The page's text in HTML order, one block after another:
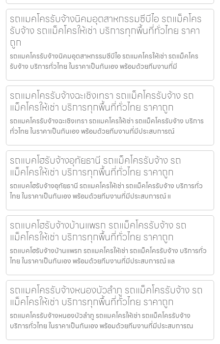
รถแมคโครรับจ้างนิคมอุตสาหกรรมซีบีไอ รถแม็คโคร
รับจ้าง รถแม็คโครให้เช่า บริการทุกพื้นที่ทั่วไทย ราคา
ถูก
รถแมคโครรับจ้างนิคมอุตสาหกรรมซีบีไอ รถแมคโครให้เช่า รถแม็คโคร
รับจ้าง บริการทั่วไทย ในราคาเป็นกันเอง พร้อมด้วยทีมงานที่มี
รถแมคโครรับจ้างฉะเชิงเทรา รถแม็คโครรับจ้าง รถ
แม็คโครให้เช่า บริการทุกพื้นที่ทั่วไทย ราคาถูก
รถแมคโครรับจ้างฉะเชิงเทรา รถแมคโครให้เช่า รถแม็คโครรับจ้าง บริการ
ทั่วไทย ในราคาเป็นกันเอง พร้อมด้วยทีมงานที่มีประสบการณ์
รถแบคโฮรับจ้างอุทัยธานี รถแม็คโครรับจ้าง รถ
แม็คโครให้เช่า บริการทุกพื้นที่ทั่วไทย ราคาถูก
รถแบคโฮรับจ้างอุทัยธานี รถแมคโครให้เช่า รถแม็คโครรับจ้าง บริการทั่ว
ไทย ในราคาเป็นกันเอง พร้อมด้วยทีมงานที่มีประสบการณ์ แ
รถแบคโฮรับจ้างบ้านแพรก รถแม็คโครรับจ้าง รถ
แม็คโครให้เช่า บริการทุกพื้นที่ทั่วไทย ราคาถูก
รถแบคโฮรับจ้างบ้านแพรก รถแมคโครให้เช่า รถแม็คโครรับจ้าง บริการทั่ว
ไทย ในราคาเป็นกันเอง พร้อมด้วยทีมงานที่มีประสบการณ์ แล
รถแมคโครรับจ้างหนองบัวลำภู รถแม็คโครรับจ้าง รถ
แม็คโครให้เช่า บริการทุกพื้นที่ทั่วไทย ราคาถูก
รถแมคโครรับจ้างหนองบัวลำภู รถแมคโครให้เช่า รถแม็คโครรับจ้าง
บริการทั่วไทย ในราคาเป็นกันเอง พร้อมด้วยทีมงานที่มีประสบการณ